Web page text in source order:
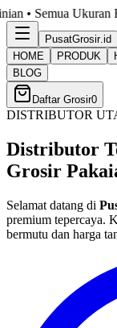
Ready. Cek
PusatGrosir.id
HOME
PRODUK
BLOG
Daftar Grosir0
DISTRIBUTOR
Distributor
Grosir
Selamat datang di
premium tepercaya.
bermutu dan harga